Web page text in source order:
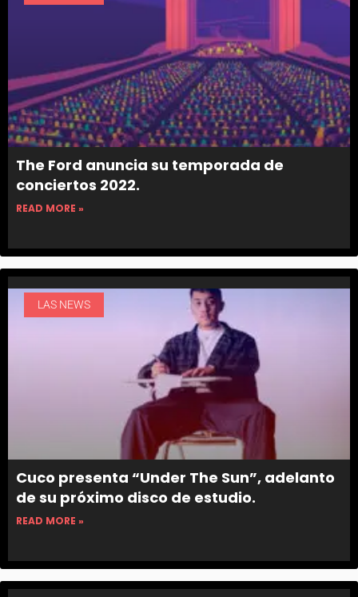
The Ford anuncia su temporada de
conciertos 2022.
READ MORE »
LAS NEWS
Cuco presenta “Under The Sun”, adelanto
de su próximo disco de estudio.
READ MORE »